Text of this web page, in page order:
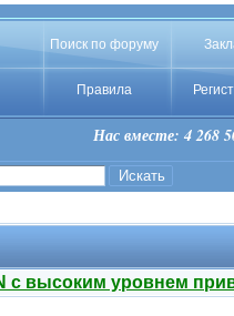
Поиск по форуму
Правила
Нас вместе: 4 268
с высоким уровнем